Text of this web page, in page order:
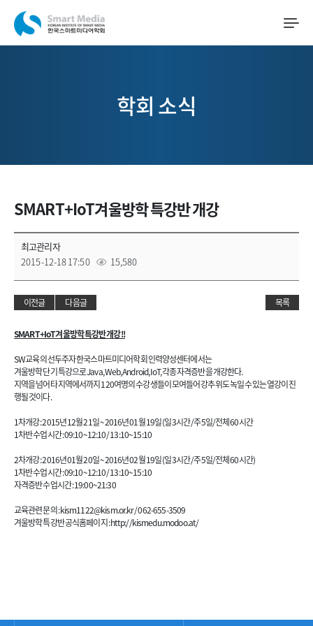
학회 소식
SMART+IoT겨울방학 특강반 개강
최고관리자
2015-12-18 17:50
15,580
이전글 다음글 목록
SMART+IoT겨울방학 특강반 개강!!
SW교육의 선두주자 한국스마트미디어학회 인력양성센터에서는
겨울방학 단기 특강으로 Java, Web, Android, IoT, 각종 자격증반을 개강한다.
지역을 넘어 타지역에서까지 120여명의 수강생들이 모여들어 강추위도 녹일 수 있는 열강이 진
행될 것이다.
1차개강 : 2015년 12월 21일 ~ 2016년 01월 19일 (일 3시간/주 5일/전체 60시간
1차반 수업시간 : 09:10~12:10 / 13:10~15:10
2차개강 : 2016년 01월 20일 ~ 2016년 02월 19일 (일 3시간/주 5일/전체 60시간)
1차반 수업시간 : 09:10~12:10 / 13:10~15:10
자격증반 수업시간 : 19:00~21:30
교육관련 문의 : kism1122@kism.or.kr / 062-655-3509
겨울방학 특강반 공식홈페이지 : http://kismedu.modoo.at/